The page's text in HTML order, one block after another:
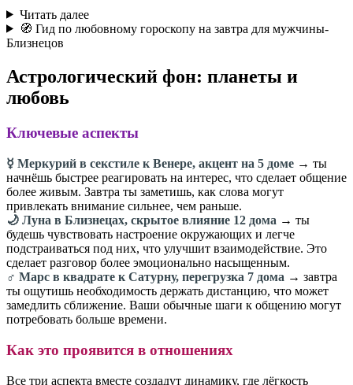
Читать далее
🧭 Гид по любовному гороскопу на завтра для мужчины-
Близнецов
Астрологический фон: планеты и
любовь
Ключевые аспекты
☿️ Меркурий в секстиле к Венере, акцент на 5 доме → ты
начнёшь быстрее реагировать на интерес, что сделает общение
более живым. Завтра ты заметишь, как слова могут
привлекать внимание сильнее, чем раньше.
🌙 Луна в Близнецах, скрытое влияние 12 дома → ты
будешь чувствовать настроение окружающих и легче
подстраиваться под них, что улучшит взаимодействие. Это
сделает разговор более эмоционально насыщенным.
♂️ Марс в квадрате к Сатурну, перегрузка 7 дома → завтра
ты ощутишь необходимость держать дистанцию, что может
замедлить сближение. Ваши обычные шаги к общению могут
потребовать больше времени.
Как это проявится в отношениях
Все три аспекта вместе создадут динамику, где лёгкость